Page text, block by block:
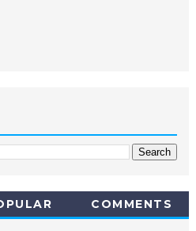
COMMENTS